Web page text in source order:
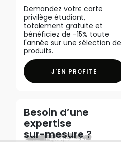
Demandez votre carte
privilège étudiant,
totalement gratuite et
bénéficiez de -15% toute
l'année sur une sélection de
produits.
J'EN PROFITE
Besoin d’une
expertise
sur-mesure ?